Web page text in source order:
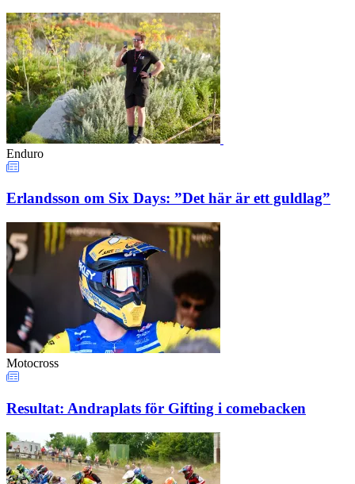
Enduro
Erlandsson om Six Days: ”Det här är ett guldlag”
Motocross
Resultat: Andraplats för Gifting i comebacken